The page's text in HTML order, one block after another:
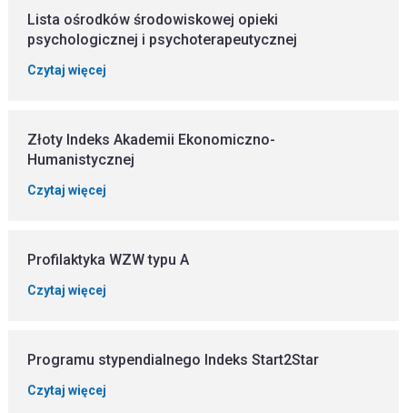
Lista ośrodków środowiskowej opieki
psychologicznej i psychoterapeutycznej
Czytaj więcej
Złoty Indeks Akademii Ekonomiczno-
Humanistycznej
Czytaj więcej
Profilaktyka WZW typu A
Czytaj więcej
Programu stypendialnego Indeks Start2Star
Czytaj więcej